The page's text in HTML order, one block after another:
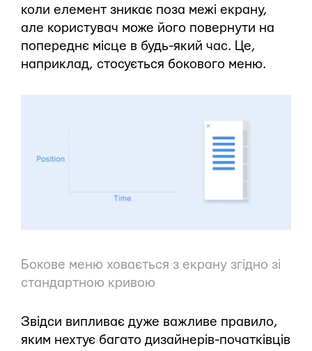
коли елемент зникає поза межі екрану,
але користувач може його повернути на
попереднє місце в будь-який час. Це,
наприклад, стосується бокового меню.
Бокове меню ховається з екрану згідно зі
стандартною кривою
Звідси випливає дуже важливе правило,
яким нехтує багато дизайнерів-початківців